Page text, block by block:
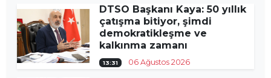
DTSO Başkanı Kaya: 50 yıllık
çatışma bitiyor, şimdi
demokratikleşme ve
kalkınma zamanı
13:31 06 Ağustos 2026